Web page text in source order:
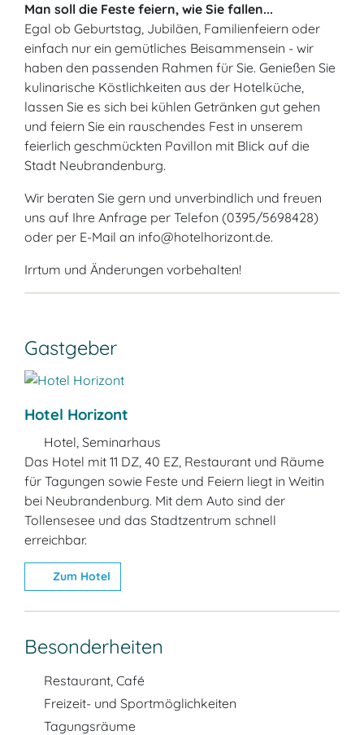
Man soll die Feste feiern, wie Sie fallen...
Egal ob Geburtstag, Jubiläen, Familienfeiern oder
einfach nur ein gemütliches Beisammensein - wir
haben den passenden Rahmen für Sie. Genießen Sie
kulinarische Köstlichkeiten aus der Hotelküche,
lassen Sie es sich bei kühlen Getränken gut gehen
und feiern Sie ein rauschendes Fest in unserem
feierlich geschmückten Pavillon mit Blick auf die
Stadt Neubrandenburg.
Wir beraten Sie gern und unverbindlich und freuen
uns auf Ihre Anfrage per Telefon (0395/5698428)
oder per E-Mail an info@hotelhorizont.de.
Irrtum und Änderungen vorbehalten!
Gastgeber
Hotel Horizont
Hotel, Seminarhaus
Das Hotel mit 11 DZ, 40 EZ, Restaurant und Räume
für Tagungen sowie Feste und Feiern liegt in Weitin
bei Neubrandenburg. Mit dem Auto sind der
Tollensesee und das Stadtzentrum schnell
erreichbar.
Zum Hotel
Besonderheiten
Restaurant, Café
Freizeit- und Sportmöglichkeiten
Tagungsräume